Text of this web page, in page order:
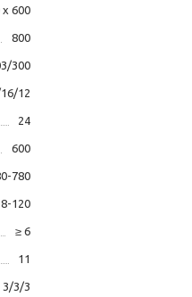
х 600
800
300
12
24
600
780
120
≥ 6
11
3/3/3